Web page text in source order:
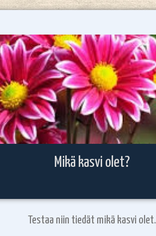
Mikä kasvi olet?
Testaa niin tiedät mikä kasvi olet.